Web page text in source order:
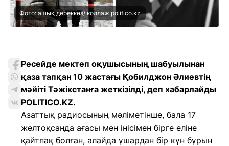
Фото: ашық дереккөз/ коллаж politico.kz
Ресейде мектеп оқушысының шабуылынан
қаза тапқан 10 жастағы Қобилджон Әлиевтің
мәйіті Тәжікстанға жеткізілді, деп хабарлайды
POLITICO.KZ.
Азаттық радиосының мәліметінше, бала 17
желтоқсанда ағасы мен інісімен бірге еліне
қайтпақ болған, алайда ұшардан бір күн бұрын